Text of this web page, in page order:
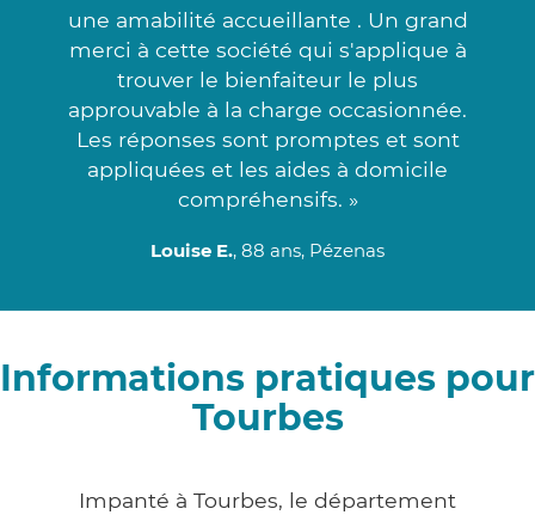
une amabilité accueillante . Un grand
merci à cette société qui s'applique à
trouver le bienfaiteur le plus
approuvable à la charge occasionnée.
Les réponses sont promptes et sont
appliquées et les aides à domicile
compréhensifs. »
Louise E., 88 ans, Pézenas
Informations pratiques pour
Tourbes
Impanté à Tourbes, le département